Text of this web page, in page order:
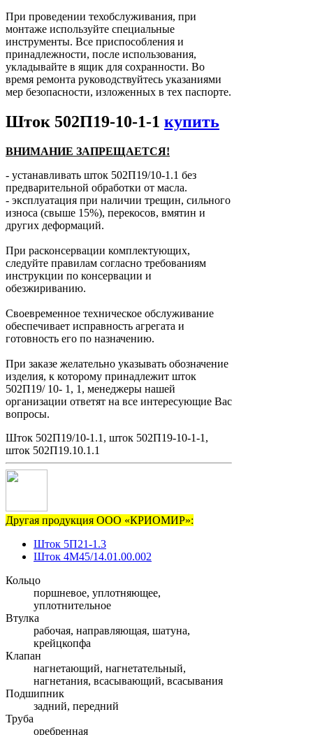
При проведении техобслуживания, при
монтаже используйте специальные
инструменты. Все приспособления и
принадлежности, после использования,
укладывайте в ящик для сохранности. Во
время ремонта руководствуйтесь указаниями
мер безопасности, изложенных в тех паспорте.
Шток 502П19-10-1-1 купить
ВНИМАНИЕ ЗАПРЕЩАЕТСЯ!
- устанавливать шток 502П19/10-1.1 без
предварительной обработки от масла.
- эксплуатация при наличии трещин, сильного
износа (свыше 15%), перекосов, вмятин и
других деформаций.
При расконсервации комплектующих,
следуйте правилам согласно требованиям
инструкции по консервации и
обезжириванию.
Своевременное техническое обслуживание
обеспечивает исправность агрегата и
готовность его по назначению.
При заказе желательно указывать обозначение
изделия, к которому принадлежит шток
502П19/ 10- 1, 1, менеджеры нашей
организации ответят на все интересующие Вас
вопросы.
Шток 502П19/10-1.1, шток 502П19-10-1-1,
шток 502П19.10.1.1
Другая продукция ООО «КРИОМИР»:
Шток 5П21-1.3
Шток 4М45/14.01.00.002
Кольцо
поршневое, уплотняющее,
уплотнительное
Втулка
рабочая, направляющая, шатуна,
крейцкопфа
Клапан
нагнетающий, нагнетательный,
нагнетания, всасывающий, всасывания
Подшипник
задний, передний
Труба
оребренная